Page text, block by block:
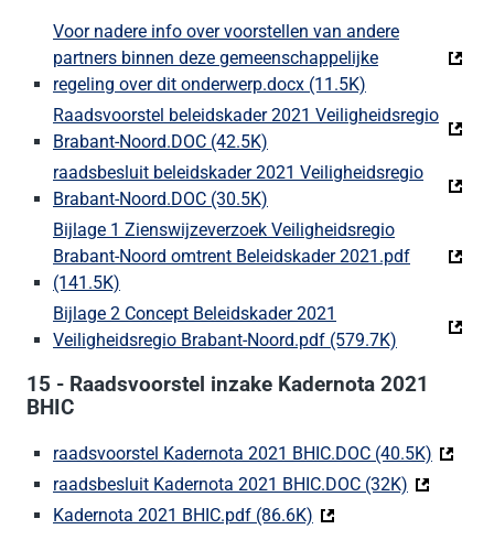
Voor nadere info over voorstellen van andere
partners binnen deze gemeenschappelijke
regeling over dit onderwerp.docx (11.5K)
Raadsvoorstel beleidskader 2021 Veiligheidsregio
Brabant-Noord.DOC (42.5K) (Deze link gaat naar een
raadsbesluit beleidskader 2021 Veiligheidsregio
Brabant-Noord.DOC (30.5K) (Deze link gaat naar een
Bijlage 1 Zienswijzeverzoek Veiligheidsregio
Brabant-Noord omtrent Beleidskader 2021.pdf
(141.5K)
Bijlage 2 Concept Beleidskader 2021
Veiligheidsregio Brabant-Noord.pdf (579.7K) (Deze link
15 - Raadsvoorstel inzake Kadernota 2021
BHIC
raadsvoorstel Kadernota 2021 BHIC.DOC (40.5K) (Deze
raadsbesluit Kadernota 2021 BHIC.DOC (32K) (Deze
Kadernota 2021 BHIC.pdf (86.6K) (Deze link gaat naar